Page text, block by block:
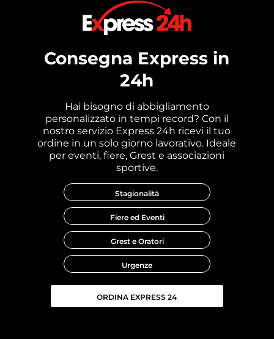
Consegna Express in
24h
Hai bisogno di abbigliamento
personalizzato in tempi record? Con il
nostro servizio Express 24h ricevi il tuo
ordine in un solo giorno lavorativo. Ideale
per eventi, fiere, Grest e associazioni
sportive.
Stagionalità
Fiere ed Eventi
Grest e Oratori
Urgenze
ORDINA EXPRESS 24